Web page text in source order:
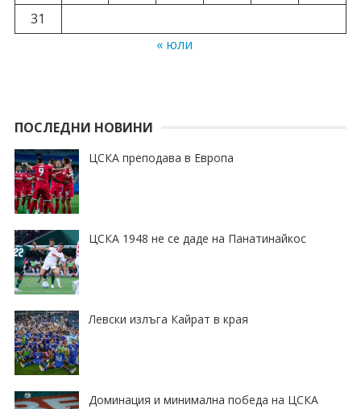
31
« юли
ПОСЛЕДНИ НОВИНИ
ЦСКА преподава в Европа
ЦСКА 1948 не се даде на Панатинайкос
Левски излъга Кайрат в края
Доминация и минимална победа на ЦСКА